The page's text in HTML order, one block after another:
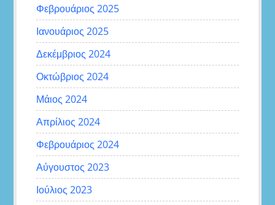
Φεβρουάριος 2025
Ιανουάριος 2025
Δεκέμβριος 2024
Οκτώβριος 2024
Μάιος 2024
Απρίλιος 2024
Φεβρουάριος 2024
Αύγουστος 2023
Ιούλιος 2023